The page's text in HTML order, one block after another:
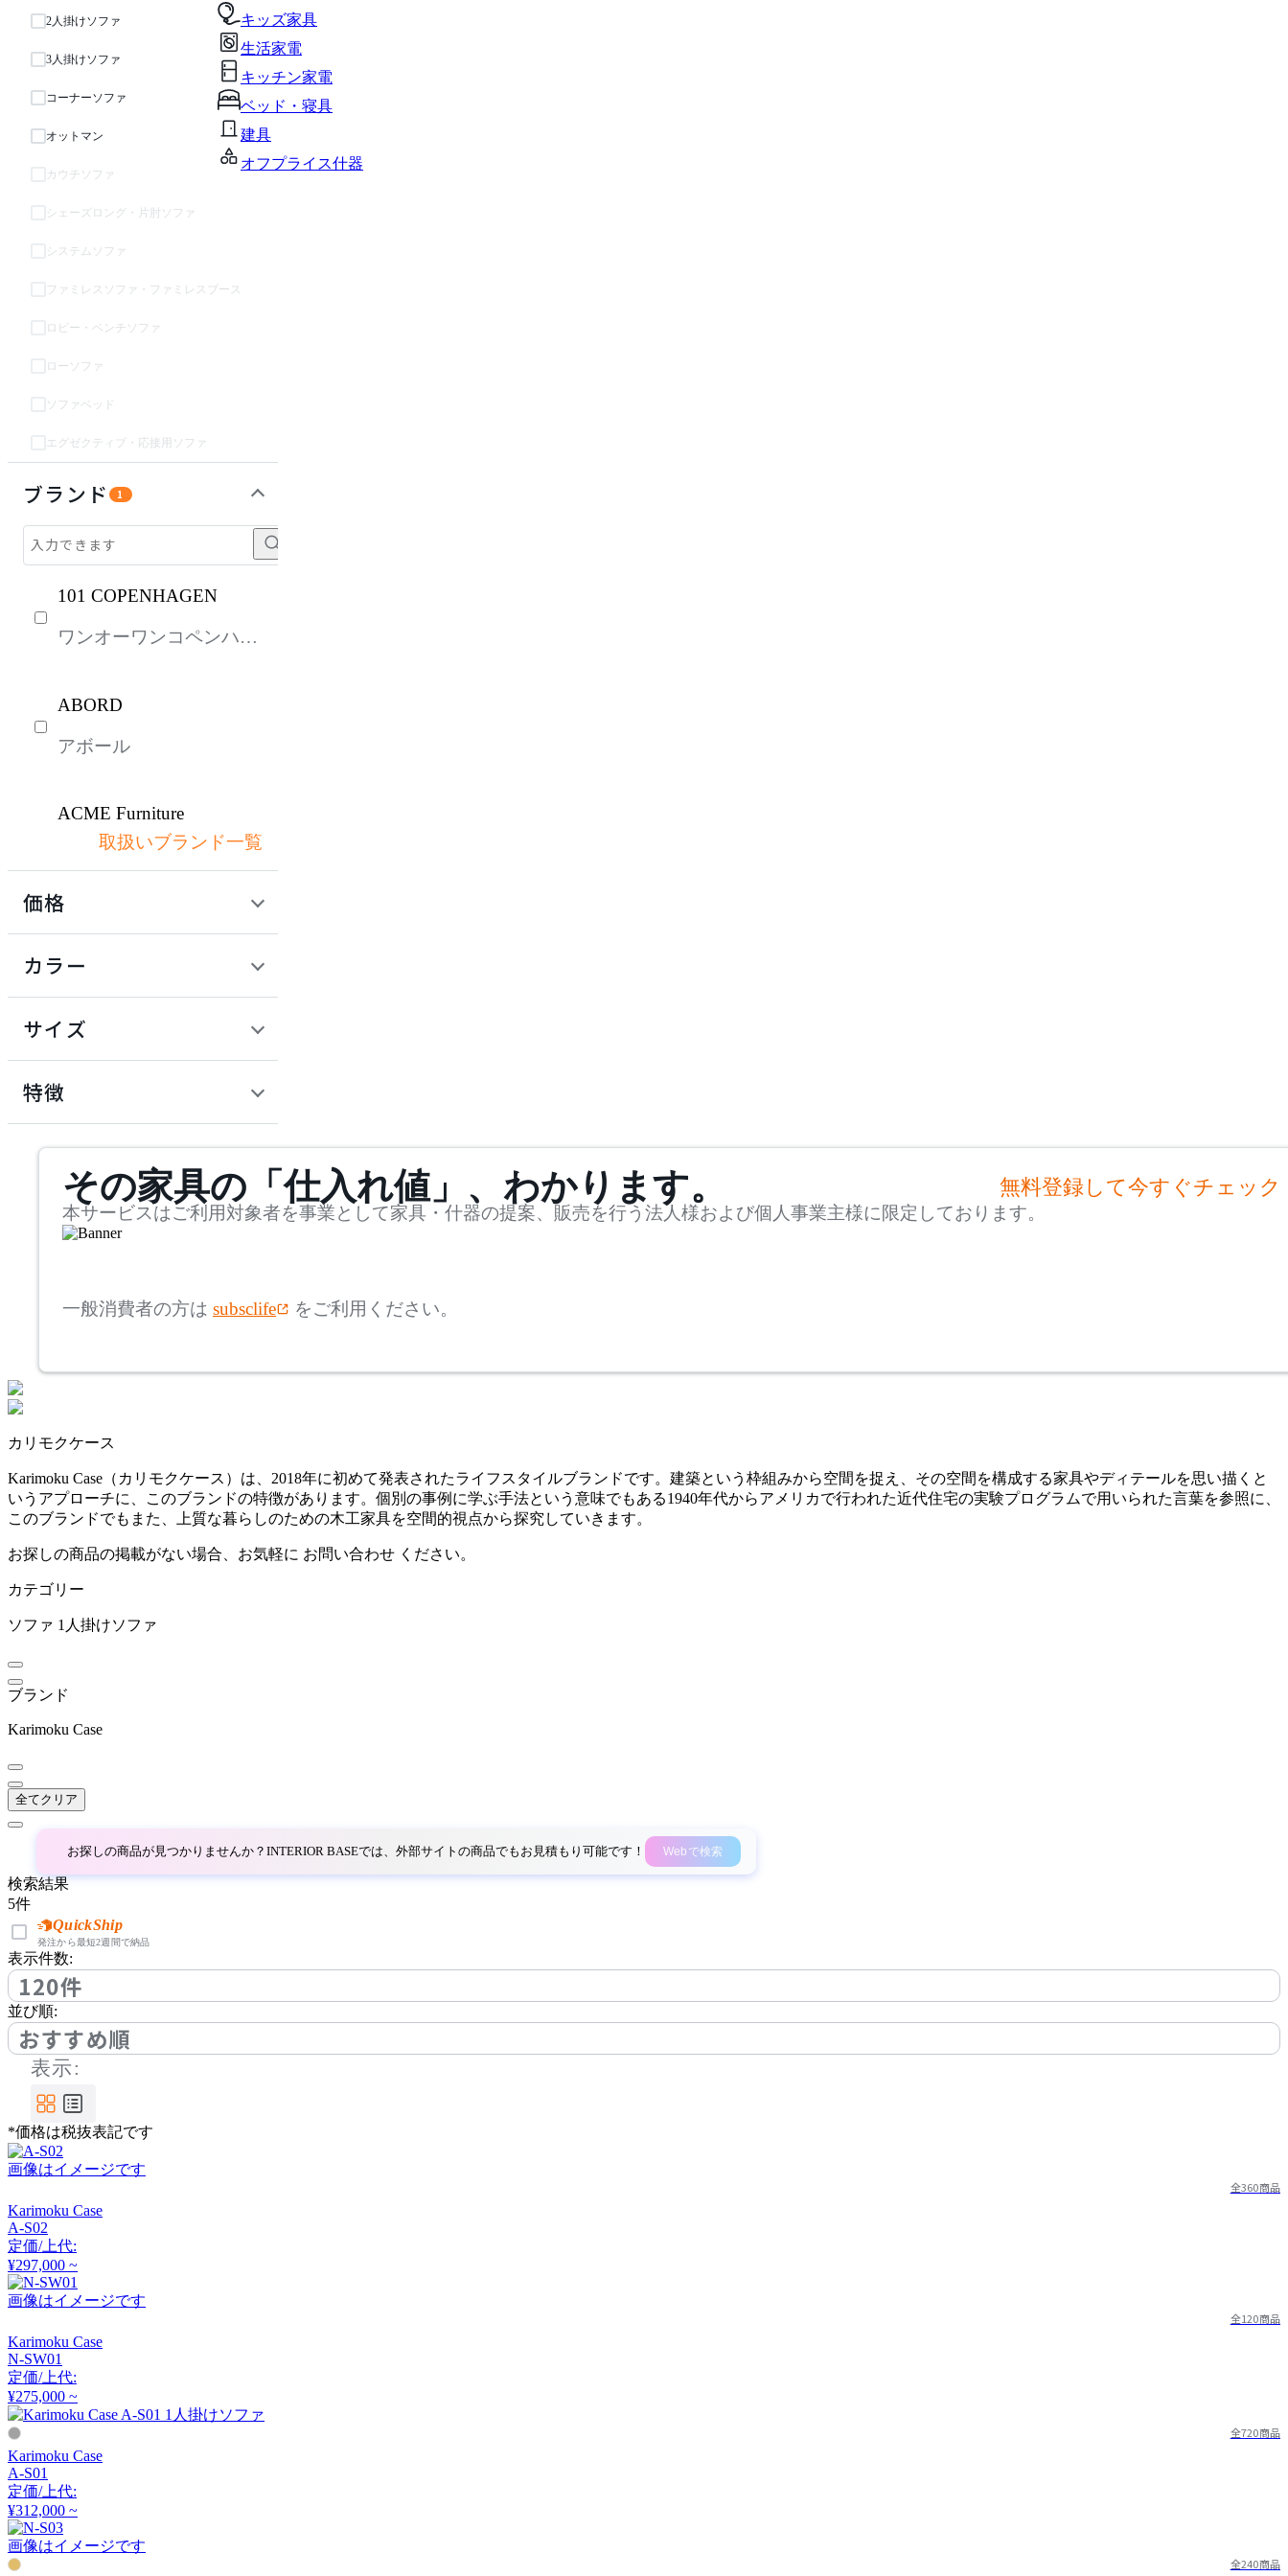
キッズ家具
生活家電
キッチン家電
ベッド・寝具
建具
オフプライス什器
2人掛けソファ
3人掛けソファ
コーナーソファ
オットマン
カウチソファ
シェーズロング・片肘ソファ
システムソファ
ファミレスソファ・ファミレスブース
ロビー・ベンチソファ
ローソファ
ソファベッド
エグゼクティブ・応接用ソファ
ブランド 1
101 COPENHAGEN
ワンオーワンコペンハー
ABORD
アボール
ACME Furniture
アクメファニチャー
アダル
ADAL TOTAL INTERIOR
アコレクション
アドレス
アズマヤ
ビーライン
bellacontte
ベラコンテ
BoConcept
バイインテリアズ
コッコレ
COLON
コロン
FURNITURE SUPPLY
コンプレックスユニバー
サルファニチャーサプラ
CondeHouse
カンディハウス
CRUSH CRASH PROJECT
クラッシュクラッシュプ
ロジェクト
EDDA
取扱いブランド一覧
価格
カラー
サイズ
mm
検索
~
~
特徴
その家具の「仕入れ値」、わかります。 無料登録して今すぐチェック
本サービスはご利用対象者を事業として家具・什器の提案、販売を行う法人様および個人事業主様に限定しております。
一般消費者の方は subsclife をご利用ください。
カリモクケース
Karimoku Case（カリモクケース）は、2018年に初めて発表されたライフスタイルブランドです。建築という枠組みから空間を捉え、その空間を構成する家具やディテールを思い描くと
いうアプローチに、このブランドの特徴があります。個別の事例に学ぶ手法という意味でもある1940年代からアメリカで行われた近代住宅の実験プログラムで用いられた言葉を参照に、
このブランドでもまた、上質な暮らしのための木工家具を空間的視点から探究していきます。
お探しの商品の掲載がない場合、お気軽に お問い合わせ ください。
カテゴリー
ソファ 1人掛けソファ
ブランド
Karimoku Case
全てクリア
お探しの商品が見つかりませんか？INTERIOR BASEでは、外部サイトの商品でもお見積もり可能です！ Webで検索
検索結果
5件
QuickShip
発注から最短2週間で納品
表示件数:
120件
並び順:
おすすめ順
表示:
*価格は税抜表記です
画像はイメージです
全360商品
Karimoku Case
A-S02
定価/上代:
¥297,000 ~
画像はイメージです
全120商品
Karimoku Case
N-SW01
定価/上代:
¥275,000 ~
全720商品
Karimoku Case
A-S01
定価/上代:
¥312,000 ~
画像はイメージです
全240商品